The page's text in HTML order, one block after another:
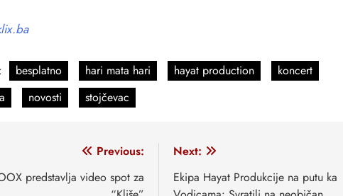
besplatno hari mata hari hayat production
koncert
novosti stojčevac
Previous:
predstavlja video spot za
Next:
Ekipa Hayat Produkcije na putu ka